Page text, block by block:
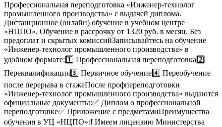
Профессиональная переподготовка «Инженер-технолог
промышленного производства» с выдачей диплома.
Дистанционное (онлайн) обучение в учебном центре
«НЦПО». Обучение в рассрочку от 1320 руб. в месяц. Без
предоплат и скрытых комиссийЗаписывайтесь на обучение
«Инженер-технолог промышленного производства» в
удобном формате:1️⃣ Профессиональная переподготовка2️⃣
Переквалификация3️⃣ Первичное обучение4️⃣ Переобучение
после перерыва в стажеПосле профпереподготовки
«Инженер-технолог промышленного производства» выдаются
официальные документы:✅ Диплом о профессиональной
переподготовке✅ Приложение с предметамиПреимущества
обучения в УЦ «НЦПО»:❗️ Имеем лицензию Министерства